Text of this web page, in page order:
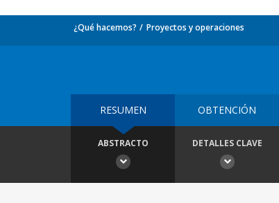
¿Qué hacemos? Proyectos y operaciones
RESUMEN OBTENCIÓN
ABSTRACTO DETALLES CLAVE